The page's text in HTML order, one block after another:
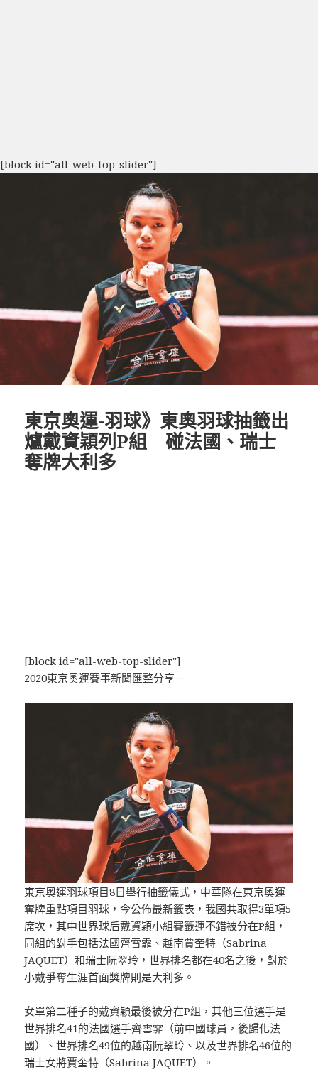
[block id="all-web-top-slider"]
東京奧運-羽球》東奧羽球抽籤出
爐戴資穎列P組 碰法國、瑞士
奪牌大利多
[block id="all-web-top-slider"]
2020東京奧運賽事新聞匯整分享－
東京奧運羽球項目8日舉行抽籤儀式，中華隊在東京奧運
奪牌重點項目羽球，今公佈最新籤表，我國共取得3單項5
席次，其中世界球后戴資穎小組賽籤運不錯被分在P組，
同組的對手包括法國齊雪霏、越南賈奎特（Sabrina
JAQUET）和瑞士阮翠玲，世界排名都在40名之後，對於
小戴爭奪生涯首面獎牌則是大利多。
女單第二種子的戴資穎最後被分在P組，其他三位選手是
世界排名41的法國選手齊雪霏（前中國球員，後歸化法
國）、世界排名49位的越南阮翠玲、以及世界排名46位的
瑞士女將賈奎特（Sabrina JAQUET）。